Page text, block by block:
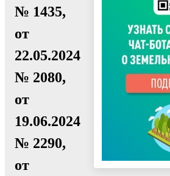
№ 1435,
от
22.05.2024
№ 2080,
от
19.06.2024
№ 2290,
от